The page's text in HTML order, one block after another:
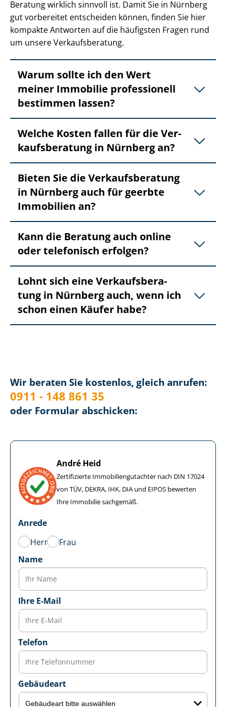
Beratung wirklich sinnvoll ist. Damit Sie in Nürnberg
gut vorbereitet entscheiden können, finden Sie hier
kompakte Antworten auf die häufigsten Fragen rund
um unsere Ver­kaufs­be­ra­tung.
Warum sollte ich den Wert
meiner Immobilie professionell
bestimmen lassen?
Welche Kosten fallen für die Ver­
kaufs­be­ra­tung in Nürnberg an?
Bieten Sie die Ver­kaufs­be­ra­tung
in Nürnberg auch für geerbte
Immobilien an?
Kann die Beratung auch online
oder telefonisch erfolgen?
Lohnt sich eine Ver­kaufs­be­ra­
tung in Nürnberg auch, wenn ich
schon einen Käufer habe?
Wir beraten Sie kostenlos, gleich anrufen:
0911 - 148 861 35
oder Formular abschicken:
André Heid
Zertifizierte Im­mo­bi­li­en­gut­ach­ter nach DIN 17024
von TÜV, DEKRA, IHK, DIA und EIPOS bewerten
Ihre Immobilie sachgemäß.
Anrede
Herr
Frau
Name
Ihre E-Mail
Telefon
Gebäudeart